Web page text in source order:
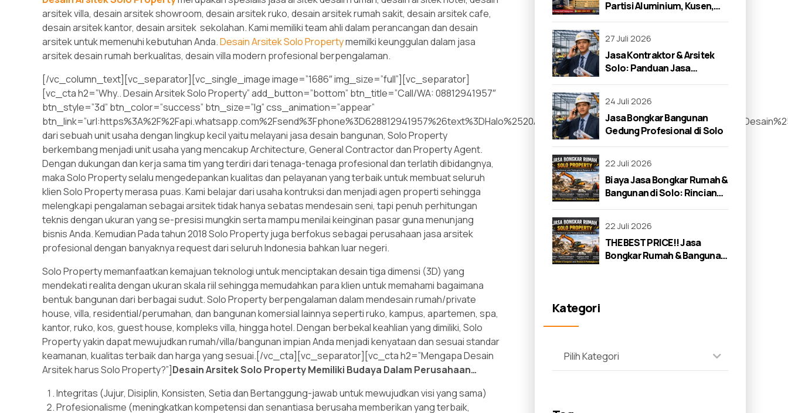
arsitek villa, desain arsitek showroom, desain arsitek ruko, desain arsitek rumah sakit, desain arsitek cafe,
desain arsitek kantor, desain arsitek sekolahan. Kami memiliki team ahli dalam perancangan dan desain
arsitek untuk memenuhi kebutuhan Anda.Desain Arsitek Solo Propertymemilki keunggulan dalam jasa
arsitek desain rumah berkualitas, desain villa modern profesional berpengalaman.
[/vc_column_text][vc_separator][vc_single_image image=”1686″ img_size=”full”][vc_separator]
[vc_cta h2=”Why.. Desain Arsitek Solo Property” add_button=”bottom” btn_title=”Call/WA: 08812941957″
btn_style=”3d” btn_color=”success” btn_size=”lg” css_animation=”appear”
dari sebuah unit usaha dengan lingkup kecil yaitu melayani jasa desain bangunan, Solo Property
berkembang menjadi unit usaha yang mencakup Architecture, General Contractor dan Property Agent.
Dengan dukungan dan kerja sama tim yang terdiri dari tenaga-tenaga profesional dan terlatih dibidangnya,
maka Solo Property selalu mengedepankan kualitas dan pelayanan yang terbaik untuk membuat seluruh
klien Solo Property merasa puas. Kami belajar dari usaha kontruksi dan menjadi agen properti sehingga
melengkapi pengalaman sebagai arsitek tidak hanya sebatas mendesain seni, tapi penuh perhitungan
teknis dengan ukuran yang se-presisi mungkin serta mampu menilai keinginan pasar guna menunjang
bisnis Anda. Kemudian Pada tahun 2018 Solo Property juga berfokus sebagai perusahaan jasa arsitek
profesional dengan banyaknya request dari seluruh Indonesia bahkan luar negeri.
Solo Property memanfaatkan kemajuan teknologi untuk menciptakan desain tiga dimensi (3D) yang
mendekati realita dengan ukuran skala riil sehingga memudahkan para klien untuk memahami bagaimana
bentuk bangunan dari berbagai sudut. Solo Property berpengalaman dalam mendesain rumah/private
house, villa, residential/perumahan, dan bangunan komersial lainnya seperti ruko, kampus, apartemen, spa,
kantor, ruko, kos, guest house, kompleks villa, hingga hotel. Dengan berbekal keahlian yang dimiliki, Solo
Property yakin dapat mewujudkan rumah/villa/bangunan impian Anda menjadi kenyataan dan sesuai standar
keamanan, kualitas terbaik dan harga yang sesuai.[/vc_cta][vc_separator][vc_cta h2=”Mengapa Desain
Arsitek harus Solo Property?”]Desain Arsitek Solo Property Memiliki Budaya Dalam Perusahaan…
Integritas (Jujur, Disiplin, Konsisten, Setia dan Bertanggung-jawab untuk mewujudkan visi yang sama)
Profesionalisme (meningkatkan kompetensi dan senantiasa berusaha memberikan yang terbaik,
Partisi Aluminium, Kusen,
dan Jendela di Solo 2026
27 Juli 2026
Jasa Kontraktor & Arsitek
Solo: Panduan Jasa
24 Juli 2026
Jasa Bongkar Bangunan
Gedung Profesional di Solo
22 Juli 2026
Biaya Jasa Bongkar Rumah &
Bangunan di Solo: Rincian
22 Juli 2026
THE BEST PRICE!! Jasa
Bongkar Rumah & Bangunan
Kategori
Pilih Kategori